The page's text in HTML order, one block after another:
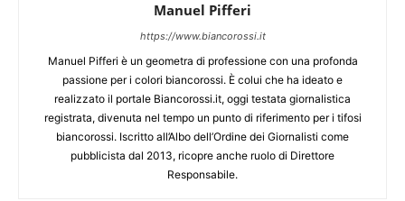
Manuel Pifferi
https://www.biancorossi.it
Manuel Pifferi è un geometra di professione con una profonda
passione per i colori biancorossi. È colui che ha ideato e
realizzato il portale Biancorossi.it, oggi testata giornalistica
registrata, divenuta nel tempo un punto di riferimento per i tifosi
biancorossi. Iscritto all’Albo dell’Ordine dei Giornalisti come
pubblicista dal 2013, ricopre anche ruolo di Direttore
Responsabile.